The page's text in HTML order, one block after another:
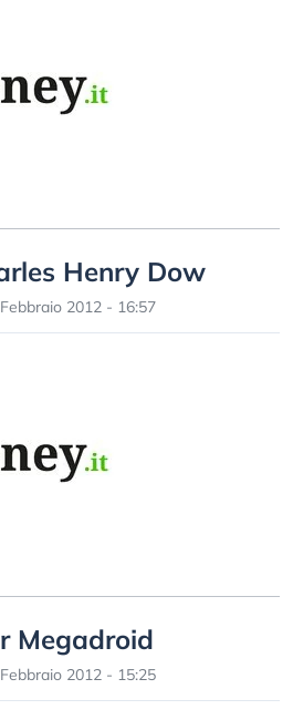
Henry Dow
2012 - 16:57
Megadroid
2012 - 15:25